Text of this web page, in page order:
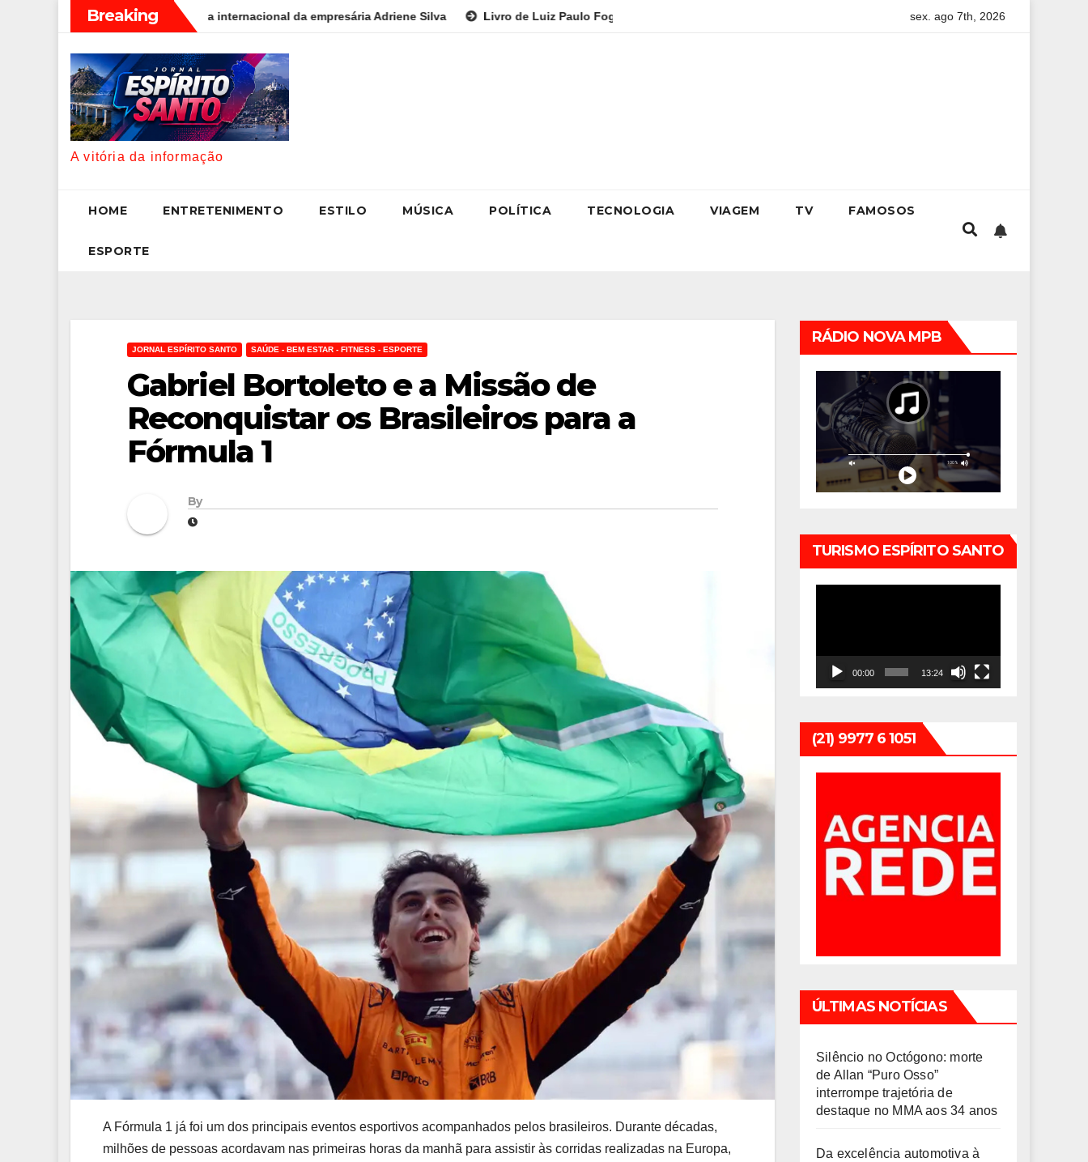
Breaking
a trajetória internacional da empresária Adriene Silva Livro de Luiz Paulo Foggetti discute os desafios de uma sociedade onde viver até aos 120 anos poderá ser realidade
sex. ago 7th, 2026
A vitória da informação
HOME ENTRETENIMENTO ESTILO MÚSICA POLÍTICA TECNOLOGIA VIAGEM TV FAMOSOS
ESPORTE
JORNAL ESPÍRITO SANTO SAÚDE - BEM ESTAR - FITNESS - ESPORTE
Gabriel Bortoleto e a Missão de
Reconquistar os Brasileiros para a
Fórmula 1
By
A Fórmula 1 já foi um dos principais eventos esportivos acompanhados pelos brasileiros. Durante décadas,
milhões de pessoas acordavam nas primeiras horas da manhã para assistir às corridas realizadas na Europa,
RÁDIO NOVA MPB
TURISMO ESPÍRITO SANTO
00:00 13:24
(21) 9977 6 1051
ÚLTIMAS NOTÍCIAS
Silêncio no Octógono: morte
de Allan “Puro Osso”
interrompe trajetória de
destaque no MMA aos 34 anos
Da excelência automotiva à